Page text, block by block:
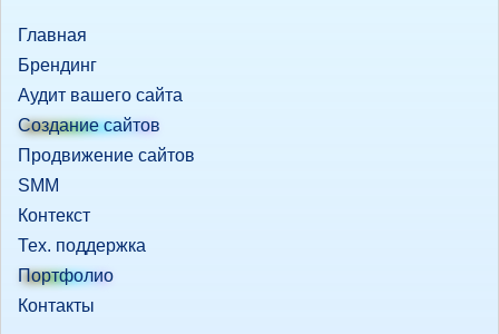
Главная
Брендинг
Аудит вашего сайта
Создание сайтов
Продвижение сайтов
SMM
Контекст
Тех. поддержка
Портфолио
Контакты